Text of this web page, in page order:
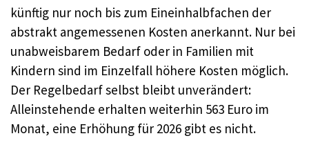
künftig nur noch bis zum Eineinhalbfachen der
abstrakt angemessenen Kosten anerkannt. Nur bei
unabweisbarem Bedarf oder in Familien mit
Kindern sind im Einzelfall höhere Kosten möglich.
Der Regelbedarf selbst bleibt unverändert:
Alleinstehende erhalten weiterhin 563 Euro im
Monat, eine Erhöhung für 2026 gibt es nicht.